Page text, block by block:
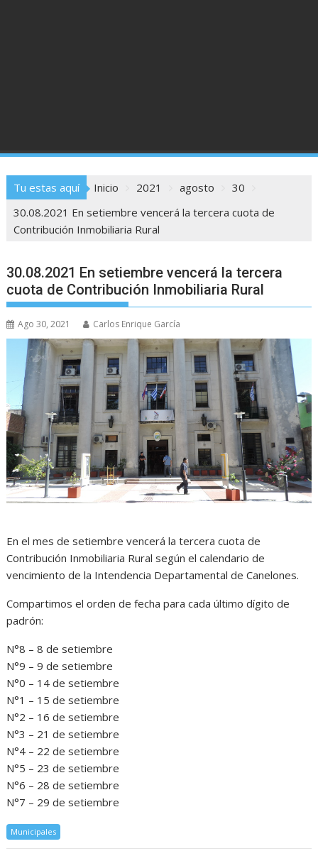
Tu estas aquí Inicio 2021 agosto
30
30.08.2021 En setiembre vencerá la tercera cuota de
Contribución Inmobiliaria Rural
30.08.2021 En setiembre vencerá la tercera
cuota de Contribución Inmobiliaria Rural
Ago 30, 2021 Carlos Enrique García
En el mes de setiembre vencerá la tercera cuota de
Contribución Inmobiliaria Rural según el calendario de
vencimiento de la Intendencia Departamental de Canelones.
Compartimos el orden de fecha para cada último dígito de
padrón:
N°8 – 8 de setiembre
N°9 – 9 de setiembre
N°0 – 14 de setiembre
N°1 – 15 de setiembre
N°2 – 16 de setiembre
N°3 – 21 de setiembre
N°4 – 22 de setiembre
N°5 – 23 de setiembre
N°6 – 28 de setiembre
N°7 – 29 de setiembre
Municipales